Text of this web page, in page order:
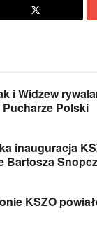
i Widzew
Pucharze Polski
inauguracja
Bartosza
KSZO